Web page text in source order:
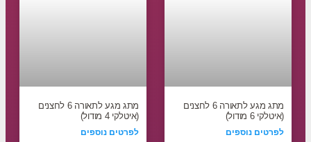
מתג מגע לתאורה 6 לחצנים
(איטלקי 6 מודול)
לפרטים נוספים
מתג מגע לתאורה 6 לחצנים
(איטלקי 4 מודול)
לפרטים נוספים